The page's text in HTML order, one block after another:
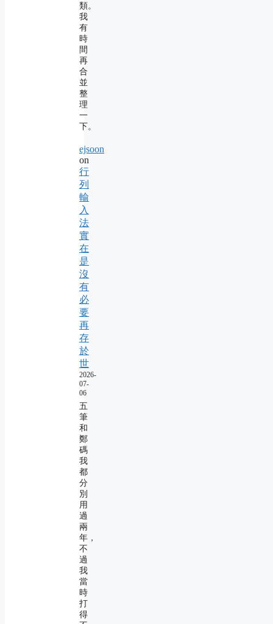
類。
我
有
時
間
再
合
並
整
理
一
下。
ejsoon
on
行
列
輸
入
法
實
在
是
沒
有
必
要
再
存
於
世
2026-
07-
06
五
筆
和
鄭
碼
我
都
分
別
用
過
兩
年，
不
過
我
當
時
打
得